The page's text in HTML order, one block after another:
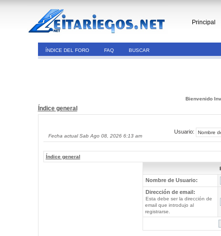
Principal
ÍNDICE DEL FORO FAQ BUSCAR
Bienvenido
Índice general
Fecha actual Sab Ago 08, 2026 6:13 am
Usuario:
Índice general
Nombre de Usuario:
Dirección de email:
Esta debe ser la dirección de
email que introdujo al
registrarse.